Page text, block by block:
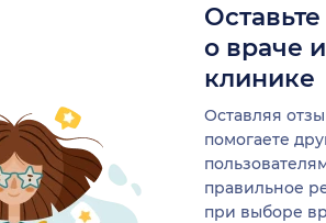
о враче
клинике
Оставляя
помогаете
правильное
при выборе